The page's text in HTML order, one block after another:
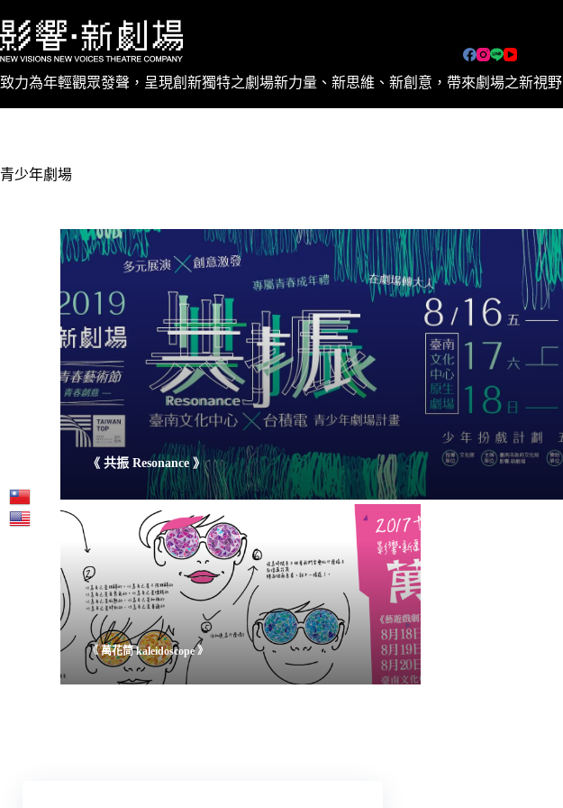
致力為年輕觀眾發聲，呈現創新獨特之劇場新力量、新思維、新創意，帶來劇場之新視野
青少年劇場
《 共振 Resonance 》
《 萬花筒 kaleidoscope 》